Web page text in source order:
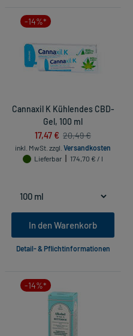
-14%*
Cannaxil K Kühlendes CBD-
Gel, 100 ml
17,47 € 20,49 €
inkl. MwSt. zzgl. Versandkosten
Lieferbar
174,70 € / l
In den Warenkorb
Detail- & Pflichtinformationen
-14%*